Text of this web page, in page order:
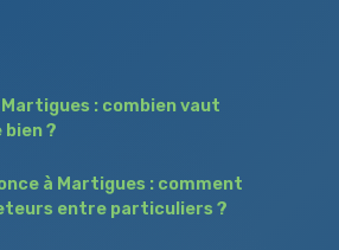
: combien vaut
?
à Martigues : comment
entre particuliers ?